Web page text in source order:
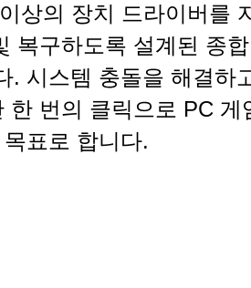
상의 장치 드라이버를
복구하도록 설계된 종
. 시스템 충돌을 해결하
한 번의 클릭으로 PC 게
표로 합니다.